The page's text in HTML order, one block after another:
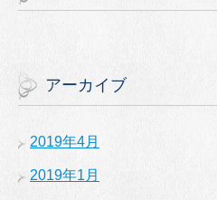
アーカイブ
2019年4月
2019年1月